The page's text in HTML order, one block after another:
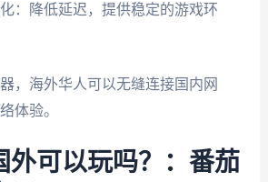
：降低延迟，提供稳定的游戏环
，海外华人可以无缝连接国内网
体验。
外可以玩吗？：番茄